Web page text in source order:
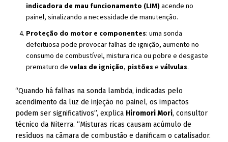
indicadora de mau funcionamento (LIM) acende no
painel, sinalizando a necessidade de manutenção.
Proteção do motor e componentes: uma sonda
defeituosa pode provocar falhas de ignição, aumento no
consumo de combustível, mistura rica ou pobre e desgaste
prematuro develas de ignição, pistões eválvulas.
“Quando há falhas na sonda lambda, indicadas pelo
acendimento da luz de injeção no painel, os impactos
podem ser significativos”, explica Hiromori Mori, consultor
técnico da Niterra. “Misturas ricas causam acúmulo de
resíduos na câmara de combustão e danificam o catalisador.